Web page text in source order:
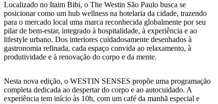
Localizado no Itaim Bibi, o The Westin São Paulo busca se
posicionar como um hub wellness na hotelaria da cidade, trazendo
para o mercado local uma marca reconhecida globalmente por seu
pilar de bem-estar, integrado à hospitalidade, à experiência e ao
lifestyle urbano. Dos interiores cuidadosamente desenhados à
gastronomia refinada, cada espaço convida ao relaxamento, à
produtividade e à renovação do corpo e da mente.
Nesta nova edição, o WESTIN SENSES propõe uma programação
completa dedicada ao despertar do corpo e ao autocuidado. A
experiência tem início às 10h, com um café da manhã especial e